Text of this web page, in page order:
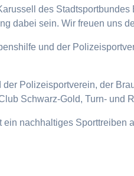
des
dabei sein. Wir freuen uns
und der
Polizeisportverein, der
Schwarz-Gold, Turn- und
ein nachhaltiges Sporttreiben